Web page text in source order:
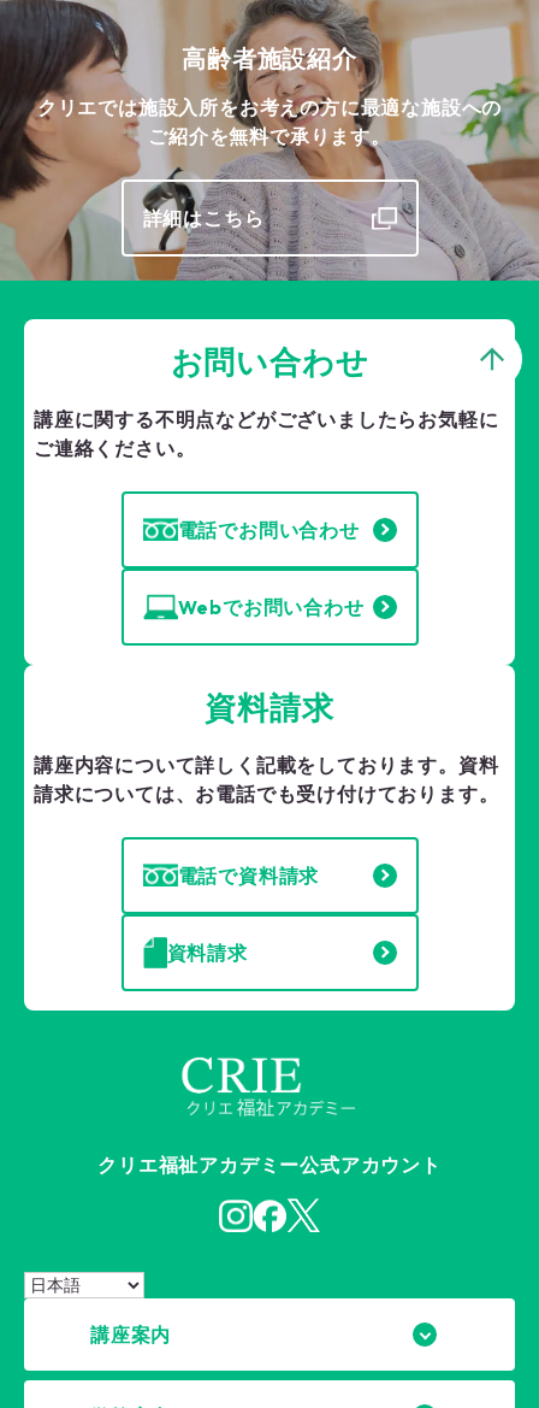
高齢者施設紹介
クリエでは施設入所をお考えの方に最適な施設への
ご紹介を無料で承ります。
詳細はこちら
お問い合わせ
講座に関する不明点などがございましたら お気軽に
ご連絡ください。
電話でお問い合わせ
Webでお問い合わせ
資料請求
講座内容について詳しく記載をしております。 資料
請求については、お電話でも受け付けております。
電話で資料請求
資料請求
クリエ福祉アカデミー公式アカウント
講座案内